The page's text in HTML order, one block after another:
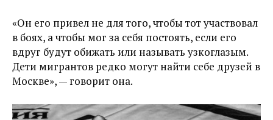
«Он его привел не для того, чтобы тот участвовал
в боях, а чтобы мог за себя постоять, если его
вдруг будут обижать или называть узкоглазым.
Дети мигрантов редко могут найти себе друзей в
Москве», — говорит она.